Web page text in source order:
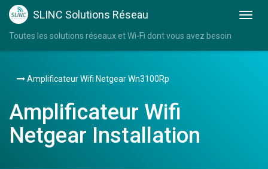
SLINC Solutions Réseau
Toutes les solutions réseaux et Wi-Fi dont vous avez besoin
Amplificateur Wifi Netgear Wn3100Rp
Amplificateur Wifi
Netgear Installation